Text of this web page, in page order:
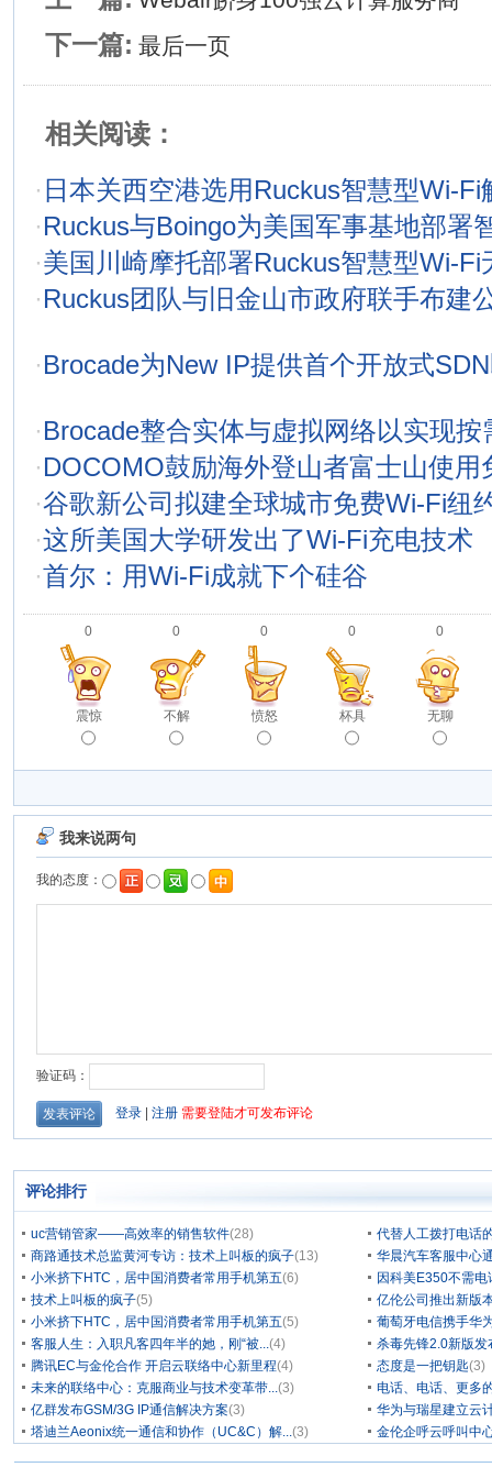
下一篇: 最后一页
相关阅读：
· 日本关西空港选用Ruckus智慧型Wi-Fi
·Ruckus与Boingo为美国军事基地部署
·美国川崎摩托部署Ruckus智慧型Wi-Fi
·Ruckus团队与旧金山市政府联手布建
·Brocade为New IP提供首个开放式
·Brocade整合实体与虚拟网络以实现按
·DOCOMO鼓励海外登山者富士山使用
·谷歌新公司拟建全球城市免费Wi-Fi纽
·这所美国大学研发出了Wi-Fi充电技术
·首尔：用Wi-Fi成就下个硅谷
0
震惊
0
不解
0
愤怒
0
杯具
0
无聊
评论排行
uc营销管家——高效率的销售软件(28)
代替人工拨打电话
商路通技术总监黄河专访：技术上叫板的疯子(13)
华晨汽车客服中心
小米挤下HTC，居中国消费者常用手机第五(6)
因科美E350不需
技术上叫板的疯子(5)
亿伦公司推出新版
小米挤下HTC，居中国消费者常用手机第五(5)
葡萄牙电信携手华
客服人生：入职凡客四年半的她，刚“被...(4)
杀毒先锋2.0新版发
腾讯EC与金伦合作 开启云联络中心新里程(4) 态度是一把钥匙(3)
未来的联络中心：克服商业与技术变革带...(3)
电话、电话、更多
亿群发布GSM/3G IP通信解决方案(3)
华为与瑞星建立云
塔迪兰Aeonix统一通信和协作（UC&C）解...(3) 金伦企呼云呼叫中